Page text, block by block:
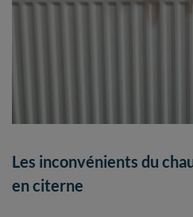
Les inconvénients du
en citerne